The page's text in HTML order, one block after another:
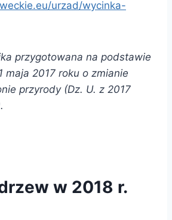
urzad/wycinka-
przygotowana na podstawie
maja 2017 roku o zmianie
przyrody (Dz. U. z 2017
w 2018 r.